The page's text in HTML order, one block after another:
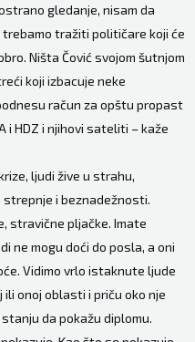
gledanje, nisam da
trebamo tražiti političare koji će
Ništa Čović svojom šutnjom
koji izbacuje neke
račun za opštu propast
i HDZ i njihovi sateliti – kaže
ljudi žive u strahu,
i beznadežnosti.
stravične pljačke. Imate
ne mogu doći do posla, a oni
Vidimo vrlo istaknute ljude
ili onoj oblasti i priču oko nje
da pokažu diplomu.